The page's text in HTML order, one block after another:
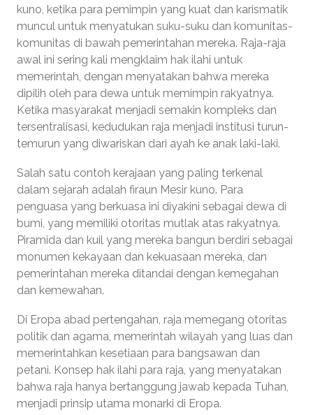
kuno, ketika para pemimpin yang kuat dan karismatik
muncul untuk menyatukan suku-suku dan komunitas-
komunitas di bawah pemerintahan mereka. Raja-raja
awal ini sering kali mengklaim hak ilahi untuk
memerintah, dengan menyatakan bahwa mereka
dipilih oleh para dewa untuk memimpin rakyatnya.
Ketika masyarakat menjadi semakin kompleks dan
tersentralisasi, kedudukan raja menjadi institusi turun-
temurun yang diwariskan dari ayah ke anak laki-laki.
Salah satu contoh kerajaan yang paling terkenal
dalam sejarah adalah firaun Mesir kuno. Para
penguasa yang berkuasa ini diyakini sebagai dewa di
bumi, yang memiliki otoritas mutlak atas rakyatnya.
Piramida dan kuil yang mereka bangun berdiri sebagai
monumen kekayaan dan kekuasaan mereka, dan
pemerintahan mereka ditandai dengan kemegahan
dan kemewahan.
Di Eropa abad pertengahan, raja memegang otoritas
politik dan agama, memerintah wilayah yang luas dan
memerintahkan kesetiaan para bangsawan dan
petani. Konsep hak ilahi para raja, yang menyatakan
bahwa raja hanya bertanggung jawab kepada Tuhan,
menjadi prinsip utama monarki di Eropa.